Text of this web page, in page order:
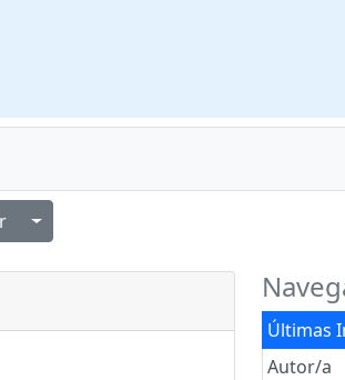
Alternar menú desplegable
Últimas
Autor/a